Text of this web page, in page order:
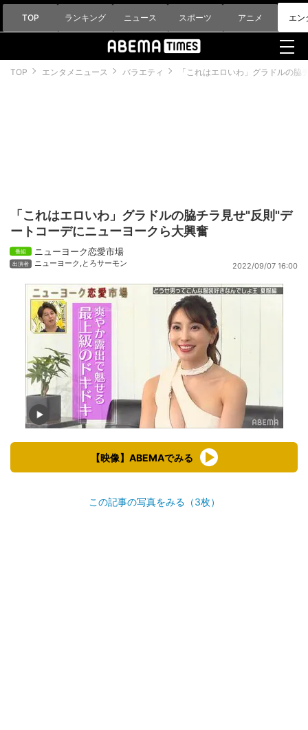
TOP ランキング ニュース スポーツ アニメ エン
TOP エンタメニュース バラエティ 「これはエロいわ」グラドルの
「これはエロいわ」グラドルの脇チラ見せ"反則"デ
ートコーデにニューヨークら大興奮
ニューヨーク恋愛市場
ニューヨーク , とろサーモン 2022/09/07 16:00
【映像】ABEMAでみる
この記事の写真をみる（3枚）